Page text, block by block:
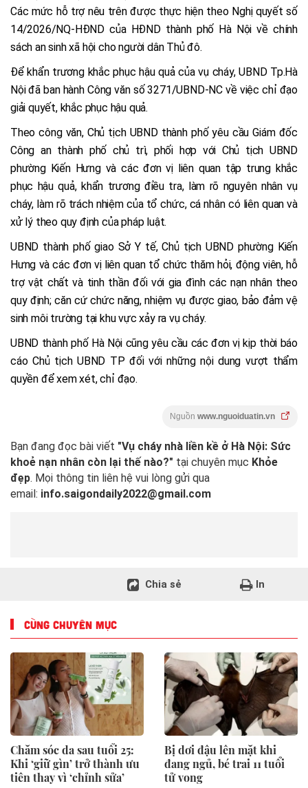
Các mức hỗ trợ nêu trên được thực hiện theo Nghị quyết số
14/2026/NQ-HĐND của HĐND thành phố Hà Nội về chính
sách an sinh xã hội cho người dân Thủ đô.
Để khẩn trương khắc phục hậu quả của vụ cháy, UBND Tp.Hà
Nội đã ban hành Công văn số 3271/UBND-NC về việc chỉ đạo
giải quyết, khắc phục hậu quả.
Theo công văn, Chủ tịch UBND thành phố yêu cầu Giám đốc
Công an thành phố chủ trì, phối hợp với Chủ tịch UBND
phường Kiến Hưng và các đơn vị liên quan tập trung khắc
phục hậu quả, khẩn trương điều tra, làm rõ nguyên nhân vụ
cháy, làm rõ trách nhiệm của tổ chức, cá nhân có liên quan và
xử lý theo quy định của pháp luật.
UBND thành phố giao Sở Y tế, Chủ tịch UBND phường Kiến
Hưng và các đơn vị liên quan tổ chức thăm hỏi, động viên, hỗ
trợ vật chất và tinh thần đối với gia đình các nạn nhân theo
quy định; căn cứ chức năng, nhiệm vụ được giao, bảo đảm vệ
sinh môi trường tại khu vực xảy ra vụ cháy.
UBND thành phố Hà Nội cũng yêu cầu các đơn vị kịp thời báo
cáo Chủ tịch UBND TP đối với những nội dung vượt thẩm
quyền để xem xét, chỉ đạo.
Nguồn www.nguoiduatin.vn
Bạn đang đọc bài viết "Vụ cháy nhà liền kề ở Hà Nội: Sức
khoẻ nạn nhân còn lại thế nào?" tại chuyên mục Khỏe
đẹp. Mọi thông tin liên hệ vui lòng gửi qua
email: info.saigondaily2022@gmail.com
Chia sẻ In
CÙNG CHUYÊN MỤC
Chăm sóc da sau tuổi 25:
Khi ‘giữ gìn’ trở thành ưu
tiên thay vì ‘chỉnh sửa’
Bị dơi đậu lên mặt khi
đang ngủ, bé trai 11 tuổi
tử vong